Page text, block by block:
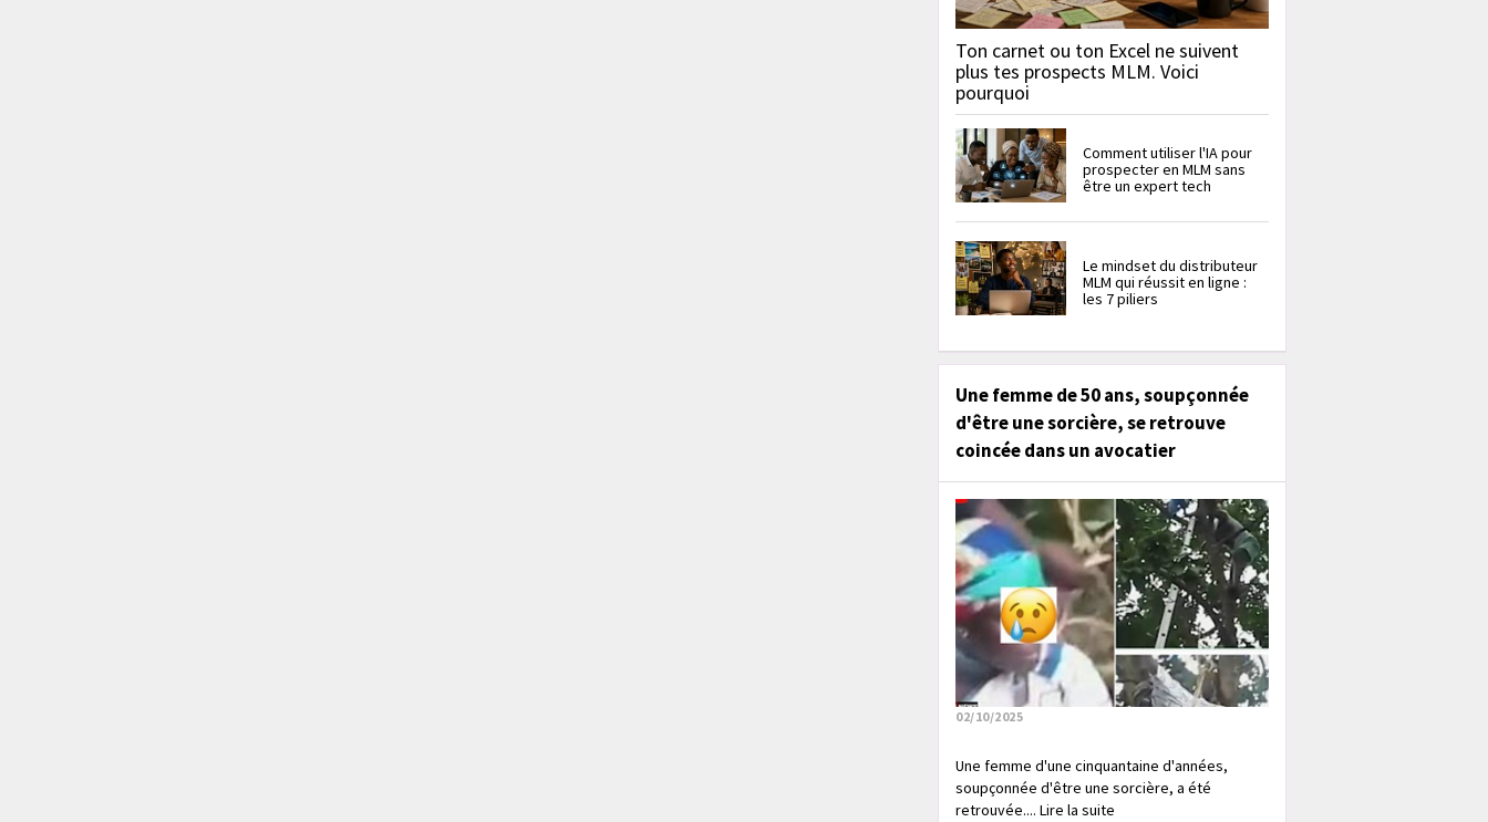
Ton carnet ou ton Excel ne suivent
plus tes prospects MLM. Voici
pourquoi
Comment utiliser l'IA pour
prospecter en MLM sans
être un expert tech
Le mindset du distributeur
MLM qui réussit en ligne :
les 7 piliers
Une femme de 50 ans, soupçonnée
d'être une sorcière, se retrouve
coincée dans un avocatier
02/10/2025
Une femme d'une cinquantaine d'années,
soupçonnée d'être une sorcière, a été
retrouvée.... Lire la suite